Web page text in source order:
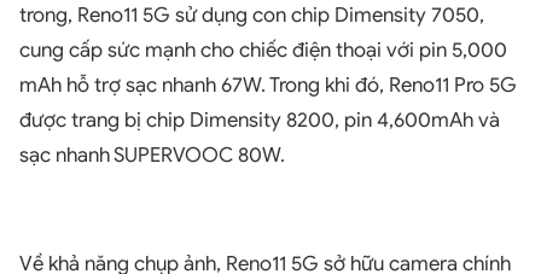
trong, Reno11 5G sử dụng con chip Dimensity 7050,
cung cấp sức mạnh cho chiếc điện thoại với pin 5,000
mAh hỗ trợ sạc nhanh 67W. Trong khi đó, Reno11 Pro 5G
được trang bị chip Dimensity 8200, pin 4,600mAh và
sạc nhanh SUPERVOOC 80W.
Về khả năng chụp ảnh, Reno11 5G sở hữu camera chính